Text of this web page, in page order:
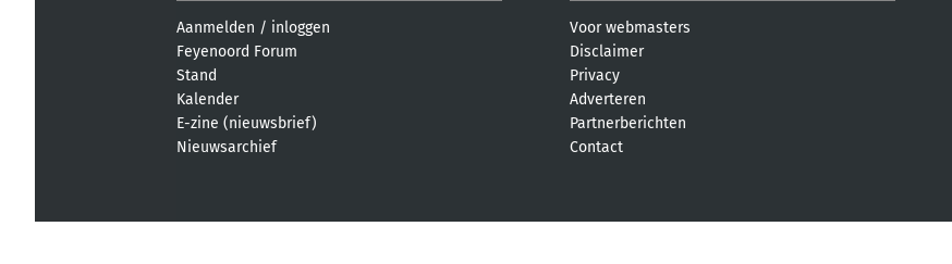
Aanmelden / inloggen
Feyenoord Forum
Stand
Kalender
E-zine (nieuwsbrief)
Nieuwsarchief
Voor webmasters
Disclaimer
Privacy
Adverteren
Partnerberichten
Contact